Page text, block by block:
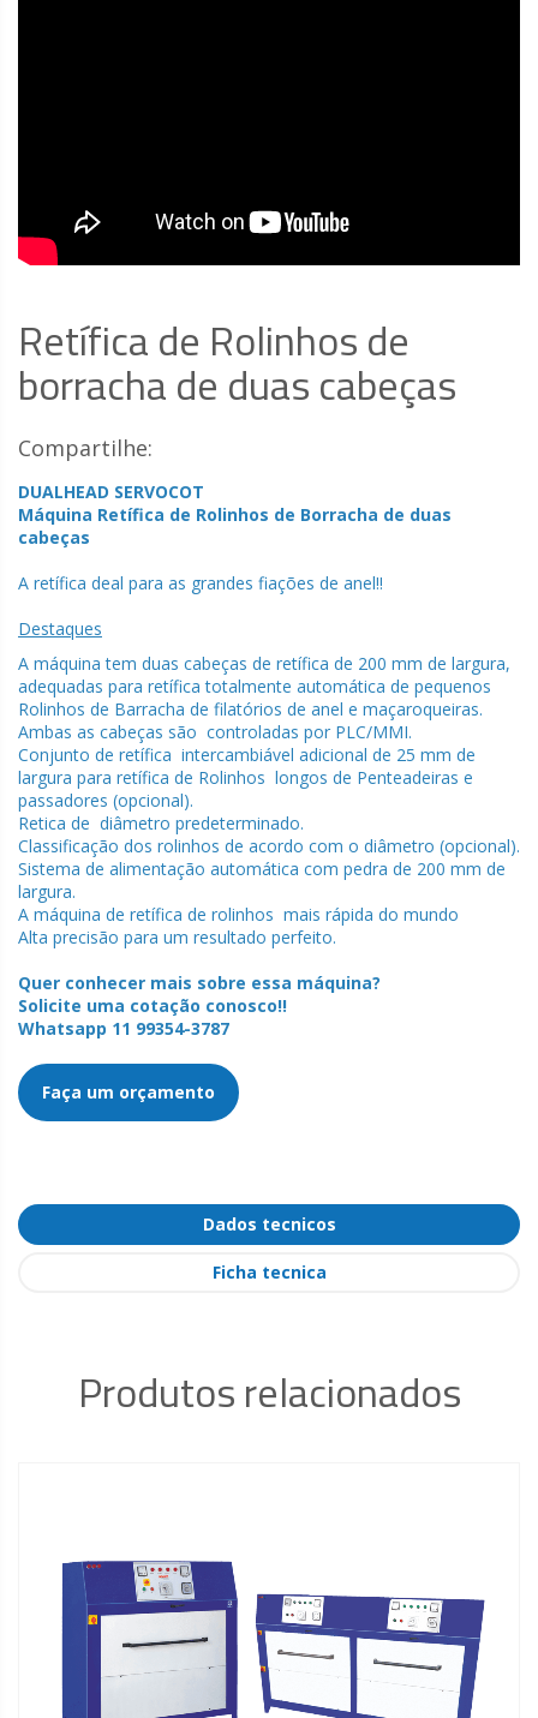
Retífica de Rolinhos de
borracha de duas cabeças
Compartilhe:
DUALHEAD SERVOCOT
Máquina Retífica de Rolinhos de Borracha de duas
cabeças
A retífica deal para as grandes fiações de anel!!
Destaques
A máquina tem duas cabeças de retífica de 200 mm de largura,
adequadas para retífica totalmente automática de pequenos
Rolinhos de Barracha de filatórios de anel e maçaroqueiras.
Ambas as cabeças são controladas por PLC/MMI.
Conjunto de retífica intercambiável adicional de 25 mm de
largura para retífica de Rolinhos longos de Penteadeiras e
passadores (opcional).
Retica de diâmetro predeterminado.
Classificação dos rolinhos de acordo com o diâmetro (opcional).
Sistema de alimentação automática com pedra de 200 mm de
largura.
A máquina de retífica de rolinhos mais rápida do mundo
Alta precisão para um resultado perfeito.
Quer conhecer mais sobre essa máquina?
Solicite uma cotação conosco!!
Whatsapp 11 99354-3787
Faça um orçamento
Dados tecnicos
Ficha tecnica
Produtos relacionados